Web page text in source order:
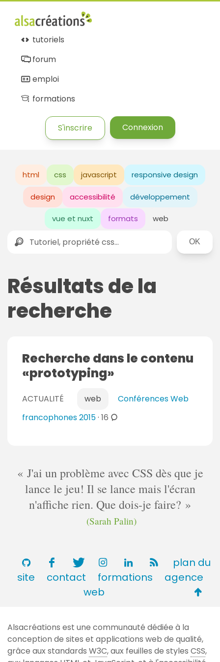
tutoriels
forum
emploi
formations
S'inscrire Connexion
html css javascript responsive design
design accessibilité développement
vue et nuxt formats web
Rechercher
Résultats de la
recherche
Recherche dans le contenu
prototyping
ACTUALITÉ web
Conférences Web
francophones 2015· 16 c
n
t
a
r
J'ai un problème avec CSS dès que je
lance le jeu! Il se lance mais l'écran
n'affiche rien. Que dois-je faire?
(Sarah Palin)
plan du
site
contact formations
agence
web
de
page
Alsacréations est une communauté dédiée à la
conception de sites et applications web de qualité,
grâce aux standards W3C, aux feuilles de styles CSS,